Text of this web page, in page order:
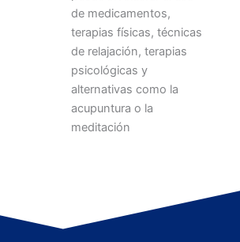
de medicamentos,
terapias físicas, técnicas
de relajación, terapias
psicológicas y
alternativas como la
acupuntura o la
meditación